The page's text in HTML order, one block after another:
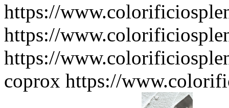
https://
https://
https://
coprox https://